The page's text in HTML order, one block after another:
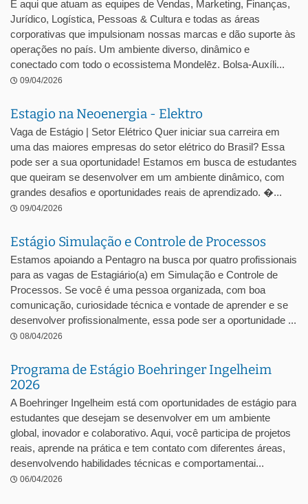
É aqui que atuam as equipes de Vendas, Marketing, Finanças,
Jurídico, Logística, Pessoas & Cultura e todas as áreas
corporativas que impulsionam nossas marcas e dão suporte às
operações no país. Um ambiente diverso, dinâmico e
conectado com todo o ecossistema Mondelēz. Bolsa-Auxíli...
09/04/2026
Estagio na Neoenergia - Elektro
Vaga de Estágio | Setor Elétrico Quer iniciar sua carreira em
uma das maiores empresas do setor elétrico do Brasil? Essa
pode ser a sua oportunidade! Estamos em busca de estudantes
que queiram se desenvolver em um ambiente dinâmico, com
grandes desafios e oportunidades reais de aprendizado. �...
09/04/2026
Estágio Simulação e Controle de Processos
Estamos apoiando a Pentagro na busca por quatro profissionais
para as vagas de Estagiário(a) em Simulação e Controle de
Processos. Se você é uma pessoa organizada, com boa
comunicação, curiosidade técnica e vontade de aprender e se
desenvolver profissionalmente, essa pode ser a oportunidade ...
08/04/2026
Programa de Estágio Boehringer Ingelheim
2026
A Boehringer Ingelheim está com oportunidades de estágio para
estudantes que desejam se desenvolver em um ambiente
global, inovador e colaborativo. Aqui, você participa de projetos
reais, aprende na prática e tem contato com diferentes áreas,
desenvolvendo habilidades técnicas e comportamentai...
06/04/2026